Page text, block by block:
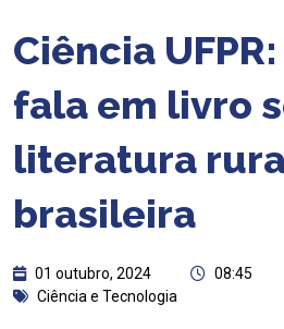
Ciência
fala em livro
literatura
brasileira
01 outubro, 2024 08:45
Ciência e Tecnologia